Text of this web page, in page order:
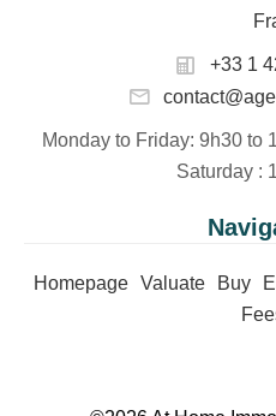
+33 1
Monday to Friday: 9h30 to
Saturday :
Homepage Valuate Buy